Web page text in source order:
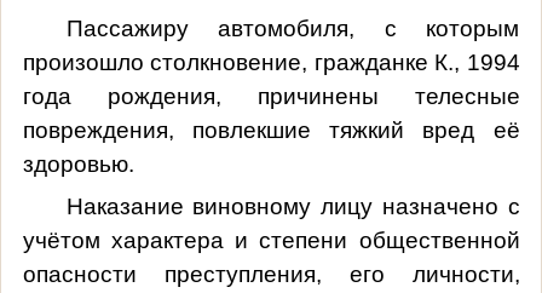
Пассажиру автомобиля, с которым
произошло столкновение, гражданке К., 1994
года рождения, причинены телесные
повреждения, повлекшие тяжкий вред её
здоровью.
Наказание виновному лицу назначено с
учётом характера и степени общественной
опасности преступления, его личности,